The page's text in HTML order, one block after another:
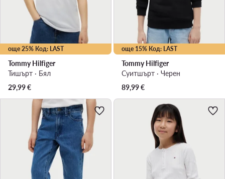
още 25% Код: LAST
Tommy Hilfiger
Тишърт · Бял
29,99€
още 15% Код: LAST
Tommy Hilfiger
Суитшърт · Черен
89,99€